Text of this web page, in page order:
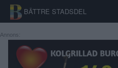
BÄTTRE STADSDEL
START
Annons: